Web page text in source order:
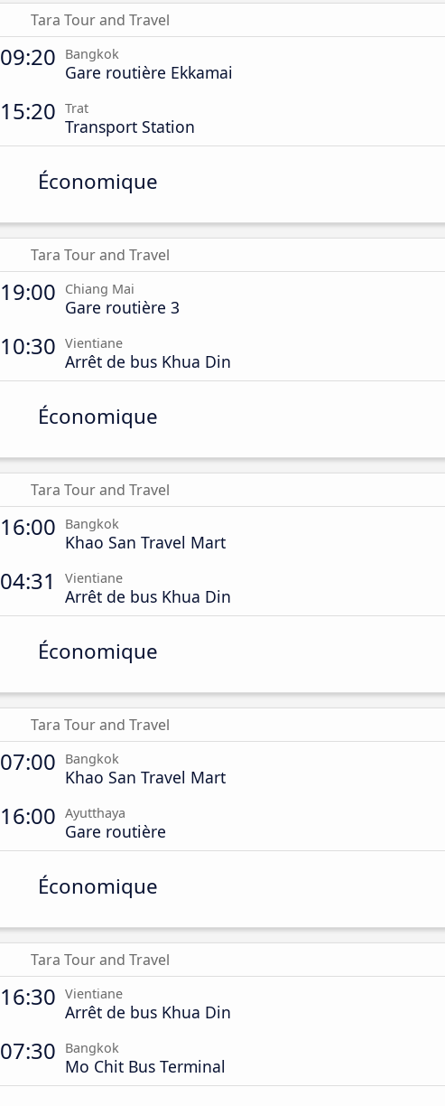
Tara Tour and Travel
09:20 Bangkok
Gare routière Ekkamai
15:20 Trat
Transport Station
Économique
Tara Tour and Travel
19:00 Chiang Mai
Gare routière 3
10:30 Vientiane
Arrêt de bus Khua Din
Économique
Tara Tour and Travel
16:00 Bangkok
Khao San Travel Mart
04:31 Vientiane
Arrêt de bus Khua Din
Économique
Tara Tour and Travel
07:00 Bangkok
Khao San Travel Mart
16:00 Ayutthaya
Gare routière
Économique
Tara Tour and Travel
16:30 Vientiane
Arrêt de bus Khua Din
07:30 Bangkok
Mo Chit Bus Terminal